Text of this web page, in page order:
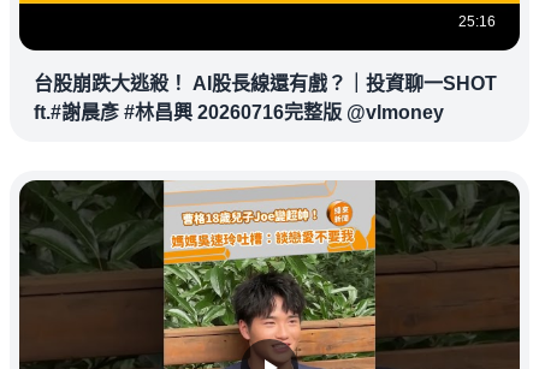
25:16
台股崩跌大逃殺！ AI股長線還有戲？｜投資聊一SHOT
ft.#謝晨彥 #林昌興 20260716完整版 @vlmoney